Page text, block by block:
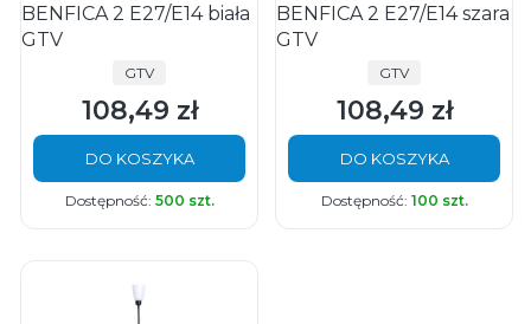
BENFICA 2 E27/E14 biała
GTV
PRODUCENT
GTV
Cena
108,49 zł
DO KOSZYKA
Dostępność: 500 szt.
BENFICA 2 E27/E14 szara
GTV
PRODUCENT
GTV
Cena
108,49 zł
DO KOSZYKA
Dostępność: 100 szt.